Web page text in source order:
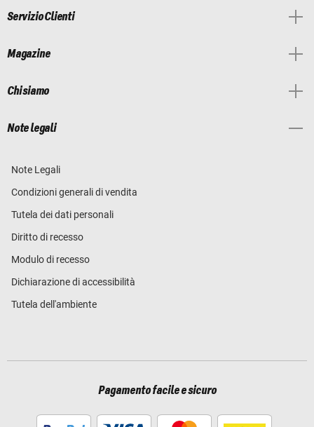
Servizio Clienti
Magazine
Chi siamo
Note legali
Note Legali
Condizioni generali di vendita
Tutela dei dati personali
Diritto di recesso
Modulo di recesso
Dichiarazione di accessibilità
Tutela dell'ambiente
Pagamento facile e sicuro